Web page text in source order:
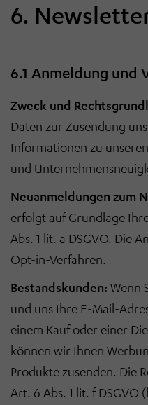
6.
6.1 Anmeldung und
Zweck und
Daten zur Zusendung
Informationen zu
und
Neuanmeldungen zum
erfolgt auf Grundlage
Abs. 1 lit. a DSGVO. Die
Opt-in-Verfahren.
Bestandskunden: Wenn
und uns Ihre E-Mail-
einem Kauf oder einer
können wir Ihnen
Produkte zusenden. Die
Art. 6 Abs. 1 lit. f DSGVO